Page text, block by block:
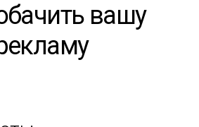
вашу